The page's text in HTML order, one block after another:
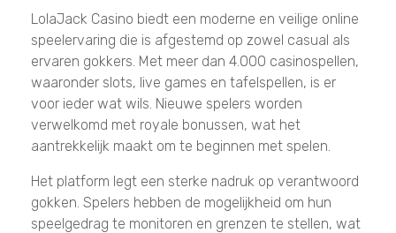
LolaJack Casino biedt een moderne en veilige online
speelervaring die is afgestemd op zowel casual als
ervaren gokkers. Met meer dan 4.000 casinospellen,
waaronder slots, live games en tafelspellen, is er
voor ieder wat wils. Nieuwe spelers worden
verwelkomd met royale bonussen, wat het
aantrekkelijk maakt om te beginnen met spelen.
Het platform legt een sterke nadruk op verantwoord
gokken. Spelers hebben de mogelijkheid om hun
speelgedrag te monitoren en grenzen te stellen, wat